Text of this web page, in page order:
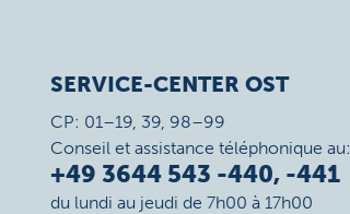
SERVICE-CENTER OST
CP: 01–19, 39, 98–99
Conseil et assistance téléphonique au:
+49 3644 543 -440, -441
du lundi au jeudi de 7h00 à 17h00